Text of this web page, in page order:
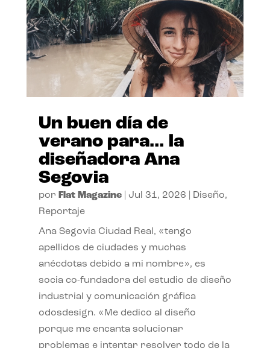
Un buen día de
verano para… la
diseñadora Ana
Segovia
por Flat Magazine| Jul 31, 2026 Diseño,
Reportaje
Ana Segovia Ciudad Real, «tengo
apellidos de ciudades y muchas
anécdotas debido a mi nombre», es
socia co-fundadora del estudio de diseño
industrial y comunicación gráfica
odosdesign. «Me dedico al diseño
porque me encanta solucionar
problemas e intentar resolver todo de la